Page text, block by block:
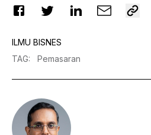
ILMU BISNES
TAG: Pemasaran